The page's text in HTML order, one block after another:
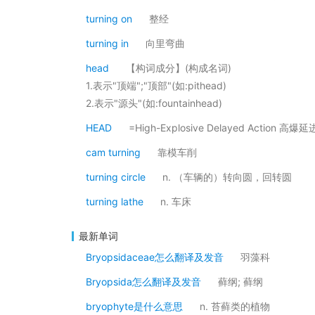
turning on 整经
turning in 向里弯曲
head
【构词成分】(构成名词)
1.表示"顶端";"顶部"(如:pithead)
2.表示"源头"(如:fountainhead)
HEAD =High-Explosive Delayed Action 高爆延
cam turning 靠模车削
turning circle n. （车辆的）转向圆，回转圆
turning lathe n. 车床
最新单词
Bryopsidaceae怎么翻译及发音
羽藻科
Bryopsida怎么翻译及发音 藓纲; 藓纲
bryophyte是什么意思 n. 苔藓类的植物